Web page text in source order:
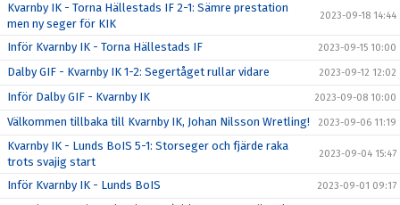
Kvarnby IK - Torna Hällestads IF 2-1: Sämre prestation
men ny seger för KIK
2023-09-18 14:44
Inför Kvarnby IK - Torna Hällestads IF 2023-09-15 10:00
Dalby GIF - Kvarnby IK 1-2: Segertåget rullar vidare 2023-09-12 12:02
Inför Dalby GIF - Kvarnby IK 2023-09-08 10:00
Välkommen tillbaka till Kvarnby IK, Johan Nilsson Wretling! 2023-09-06 11:19
Kvarnby IK - Lunds BoIS 5-1: Storseger och fjärde raka
trots svajig start
2023-09-04 15:47
Inför Kvarnby IK - Lunds BoIS 2023-09-01 09:17